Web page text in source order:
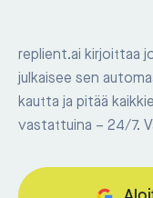
replient.ai kirjoittaa
julkaisee sen
kautta ja pitää
vastattuina – 24/7.